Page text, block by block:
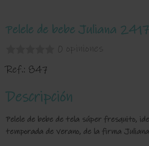
Pelele de bebe Juliana
0 opiniones
Ref.: 847
Descripción
Pelele de bebe de tela súper fresquito,
temporada de verano, de la firma Juliana